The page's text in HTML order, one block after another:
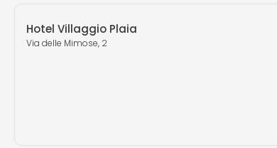
Hotel Villaggio Plaia
Via delle Mimose, 2